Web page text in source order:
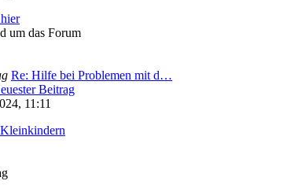
um das Forum
Re: Hilfe bei Problemen mit d…
Beitrag
11:11